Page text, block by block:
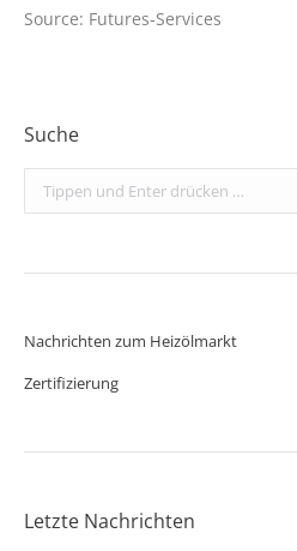
Source: Futures-Services
Suche
Search:
Nachrichten zum Heizölmarkt
Zertifizierung
Letzte Nachrichten